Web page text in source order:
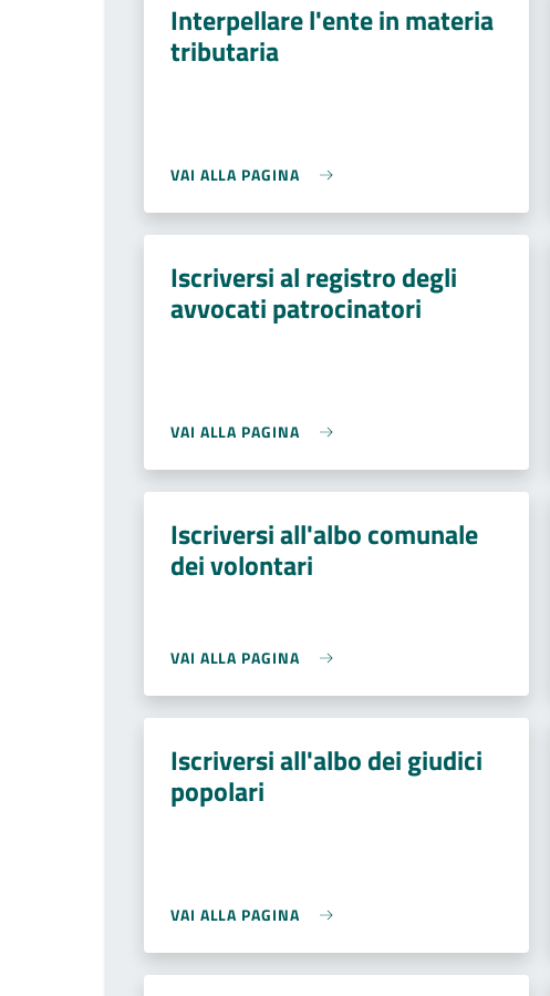
Interpellare l'ente in materia
tributaria
VAI ALLA PAGINA
Iscriversi al registro degli
avvocati patrocinatori
VAI ALLA PAGINA
Iscriversi all'albo comunale
dei volontari
VAI ALLA PAGINA
Iscriversi all'albo dei giudici
popolari
VAI ALLA PAGINA